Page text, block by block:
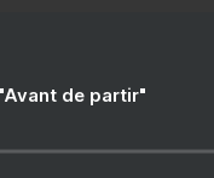
de partir"